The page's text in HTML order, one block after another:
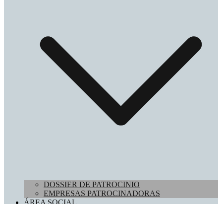
DOSSIER DE PATROCINIO
EMPRESAS PATROCINADORAS